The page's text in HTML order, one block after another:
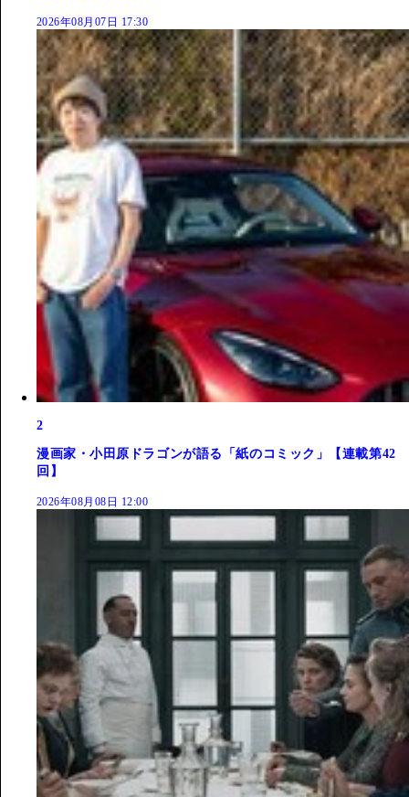
2026年08月07日 17:30
2
漫画家・小田原ドラゴンが語る「紙のコミック」【連載第42
回】
2026年08月08日 12:00